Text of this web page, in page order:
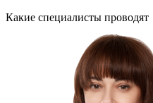
Какие специалисты проводят